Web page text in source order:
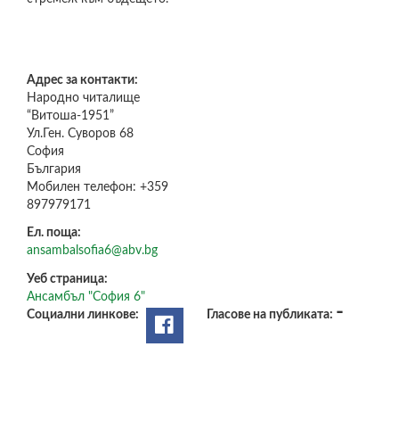
Адрес за контакти:
Народно читалище
“Витоша-1951”
Ул.Ген. Суворов 68
София
България
Мобилен телефон: +359
897979171
Ел. поща:
ansambalsofia6@abv.bg
Уеб страница:
Ансамбъл "София 6"
Социални линкове:
Гласове на публиката: -